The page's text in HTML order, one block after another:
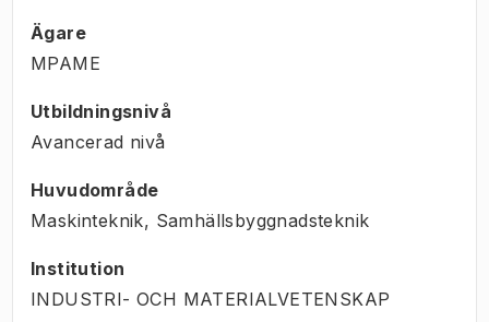
Ägare
MPAME
Utbildningsnivå
Avancerad nivå
Huvudområde
Maskinteknik, Samhällsbyggnadsteknik
Institution
INDUSTRI- OCH MATERIALVETENSKAP